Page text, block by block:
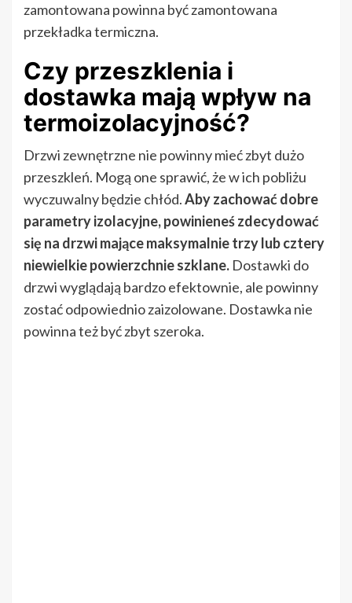
zamontowana powinna być zamontowana
przekładka termiczna.
Czy przeszklenia i
dostawka mają wpływ na
termoizolacyjność?
Drzwi zewnętrzne nie powinny mieć zbyt dużo
przeszkleń. Mogą one sprawić, że w ich pobliżu
wyczuwalny będzie chłód.Aby zachować dobre
parametry izolacyjne, powinieneś zdecydować
się na drzwi mające maksymalnie trzy lub cztery
niewielkie powierzchnie szklane. Dostawki do
drzwi wyglądają bardzo efektownie, ale powinny
zostać odpowiednio zaizolowane. Dostawka nie
powinna też być zbyt szeroka.